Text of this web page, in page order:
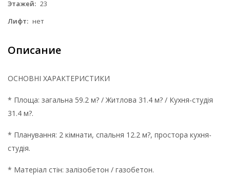
Этажей: 23
Лифт: нет
Описание
ОСНОВНІ ХАРАКТЕРИСТИКИ
* Площа: загальна 59.2 м? / Житлова 31.4 м? / Кухня-студія
31.4 м?.
* Планування: 2 кімнати, спальня 12.2 м?, простора кухня-
студія.
* Матеріал стін: залізобетон / газобетон.